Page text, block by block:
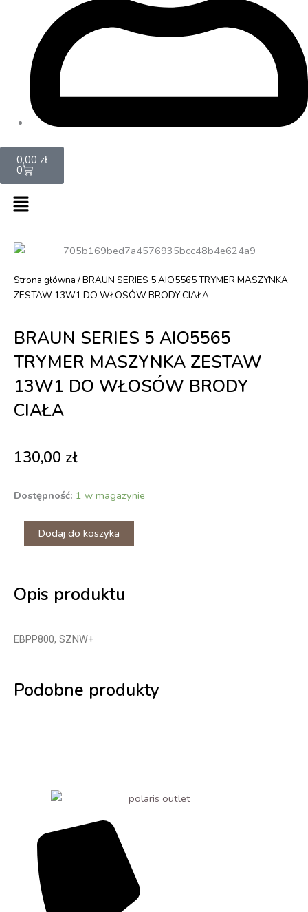
0,00 zł
0
Cart
Menu
Strona główna / BRAUN SERIES 5 AIO5565 TRYMER MASZYNKA
ZESTAW 13W1 DO WŁOSÓW BRODY CIAŁA
BRAUN SERIES 5 AIO5565
TRYMER MASZYNKA ZESTAW
13W1 DO WŁOSÓW BRODY
CIAŁA
130,00 zł
Dostępność: 1 w magazynie
ilość
SERIES
AIO5565
ZESTAW
13W1
BRODY
Dodaj do koszyka
Opis produktu
EBPP800, SZNW+
Podobne produkty